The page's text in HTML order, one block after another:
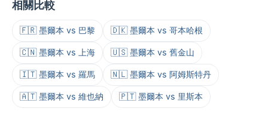
相關比較
🇫🇷 墨爾本 vs 巴黎 🇩🇰 墨爾本 vs 哥本哈根
🇨🇳 墨爾本 vs 上海 🇺🇸 墨爾本 vs 舊金山
🇮🇹 墨爾本 vs 羅馬 🇳🇱 墨爾本 vs 阿姆斯特丹
🇦🇹 墨爾本 vs 維也納 🇵🇹 墨爾本 vs 里斯本